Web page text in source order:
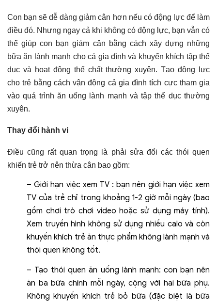
Con bạn sẽ dễ dàng giảm cân hơn nếu có động lực để làm
điều đó. Nhưng ngay cả khi không có động lực, bạn vẫn có
thể giúp con bạn giảm cân bằng cách xây dựng những
bữa ăn lành mạnh cho cả gia đình và khuyến khích tập thể
dục và hoạt động thể chất thường xuyên. Tạo động lực
cho trẻ bằng cách vận động cả gia đình tích cực tham gia
vào quá trình ăn uống lành mạnh và tập thể dục thường
xuyên.
Thay đổi hành vi
Điều cũng rất quan trọng là phải sửa đổi các thói quen
khiến trẻ trở nên thừa cân bao gồm:
– Giới hạn việc xem TV : bạn nên giới hạn việc xem
TV của trẻ chỉ trong khoảng 1-2 giờ mỗi ngày (bao
gồm chơi trò chơi video hoặc sử dụng máy tính).
Xem truyền hình không sử dụng nhiều calo và còn
khuyến khích trẻ ăn thực phẩm không lành mạnh và
thói quen không tốt.
– Tạo thói quen ăn uống lành mạnh: con bạn nên
ăn ba bữa chính mỗi ngày, cộng với hai bữa phụ.
Không khuyến khích trẻ bỏ bữa (đặc biệt là bữa